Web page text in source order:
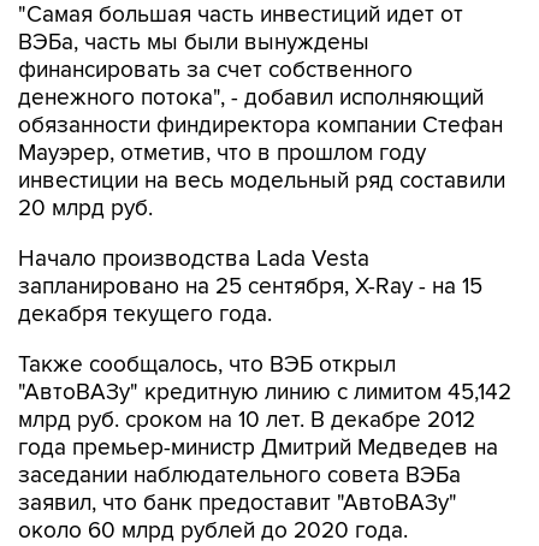
"Самая большая часть инвестиций идет от
ВЭБа, часть мы были вынуждены
финансировать за счет собственного
денежного потока", - добавил исполняющий
обязанности финдиректора компании Стефан
Мауэрер, отметив, что в прошлом году
инвестиции на весь модельный ряд составили
20 млрд руб.
Начало производства Lada Vesta
запланировано на 25 сентября, X-Ray - на 15
декабря текущего года.
Также сообщалось, что ВЭБ открыл
"АвтоВАЗу" кредитную линию с лимитом 45,142
млрд руб. сроком на 10 лет. В декабре 2012
года премьер-министр Дмитрий Медведев на
заседании наблюдательного совета ВЭБа
заявил, что банк предоставит "АвтоВАЗу"
около 60 млрд рублей до 2020 года.